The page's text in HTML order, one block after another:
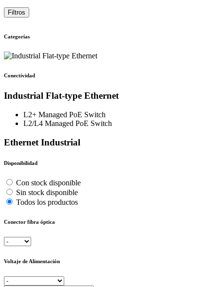
Filtros
Categorías
Conectividad
Industrial Flat-type Ethernet
L2+ Managed PoE Switch
L2/L4 Managed PoE Switch
Ethernet Industrial
Disponibilidad
Con stock disponible
Sin stock disponible
Todos los productos
Conector fibra óptica
Voltaje de Alimentación